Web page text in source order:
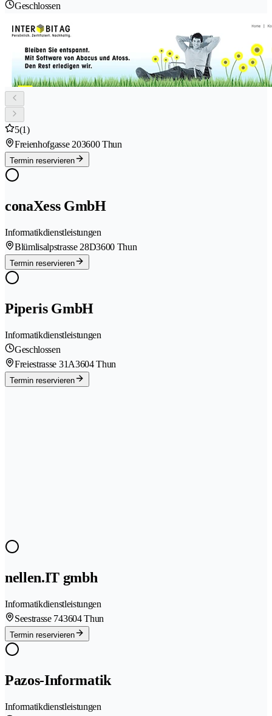
Geschlossen
5(1)
Freienhofgasse 203600 Thun
Termin reservieren
conaXess GmbH
Informatikdienstleistungen
Blümlisalpstrasse 28D3600 Thun
Termin reservieren
Piperis GmbH
Informatikdienstleistungen
Geschlossen
Freiestrasse 31A3604 Thun
Termin reservieren
nellen.IT gmbh
Informatikdienstleistungen
Seestrasse 743604 Thun
Termin reservieren
Pazos-Informatik
Informatikdienstleistungen